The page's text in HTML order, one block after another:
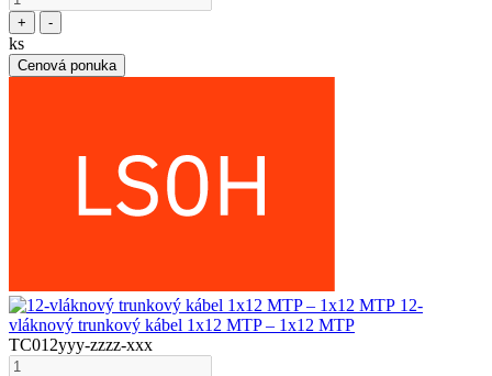
+ -
ks
Cenová ponuka
12-
vláknový trunkový kábel 1x12 MTP – 1x12 MTP
TC012yyy-zzzz-xxx